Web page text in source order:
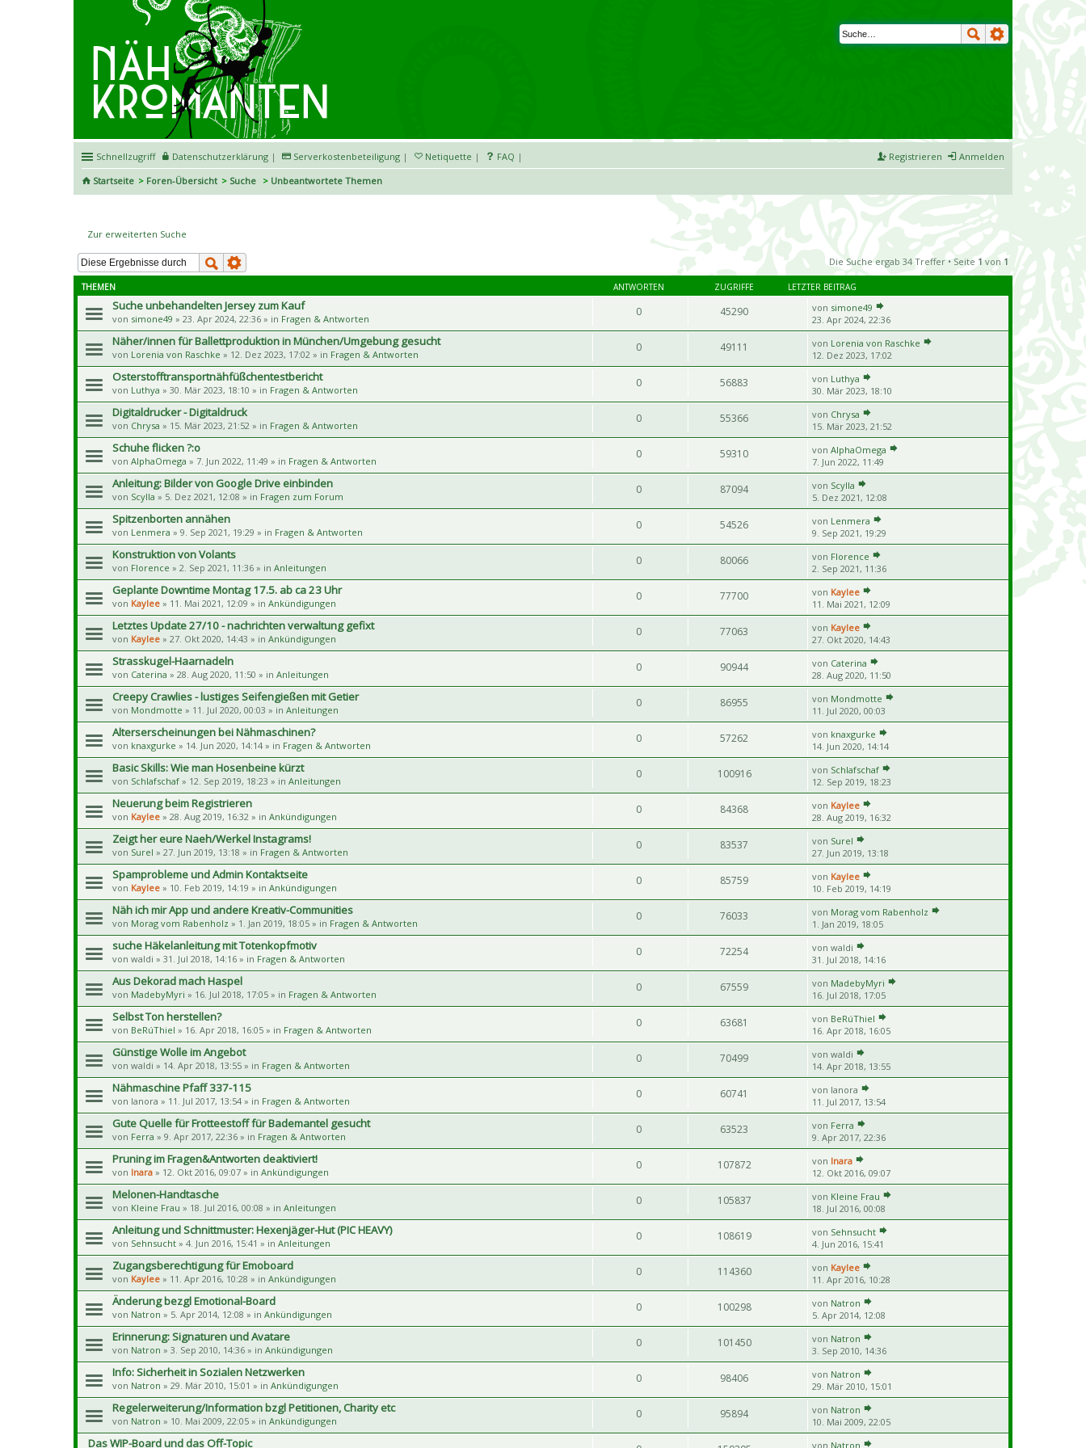
Schnellzugriff Datenschutzerklärung | Serverkostenbeteiligung | Netiquette | FAQ | Anmelden
Registrieren
Startseite
Foren-Übersicht Suche Unbeantwortete Themen
Zur erweiterten Suche
Die Suche ergab 34 Treffer • Seite 1 von 1
THEMEN ANTWORTEN ZUGRIFFE LETZTER BEITRAG
Suche unbehandelten Jersey zum Kauf
von simone49 » 23. Apr 2024, 22:36 » in Fragen & Antworten
0 45290 von simone49
23. Apr 2024, 22:36
Näher/innen für Ballettproduktion in München/Umgebung gesucht
von Lorenia von Raschke » 12. Dez 2023, 17:02 » in Fragen & Antworten
0 49111 von Lorenia von Raschke
12. Dez 2023, 17:02
Osterstofftransportnähfüßchentestbericht
von Luthya » 30. Mär 2023, 18:10 » in Fragen & Antworten
0 56883 von Luthya
30. Mär 2023, 18:10
Digitaldrucker - Digitaldruck
von Chrysa » 15. Mär 2023, 21:52 » in Fragen & Antworten
0 55366 von Chrysa
15. Mär 2023, 21:52
Schuhe flicken ?:o
von AlphaOmega » 7. Jun 2022, 11:49 » in Fragen & Antworten
0 59310 von AlphaOmega
7. Jun 2022, 11:49
Anleitung: Bilder von Google Drive einbinden
von Scylla » 5. Dez 2021, 12:08 » in Fragen zum Forum
0 87094 von Scylla
5. Dez 2021, 12:08
Spitzenborten annähen
von Lenmera » 9. Sep 2021, 19:29 » in Fragen & Antworten
0 54526 von Lenmera
9. Sep 2021, 19:29
Konstruktion von Volants
von Florence » 2. Sep 2021, 11:36 » in Anleitungen
0 80066 von Florence
2. Sep 2021, 11:36
Geplante Downtime Montag 17.5. ab ca 23 Uhr
von Kaylee » 11. Mai 2021, 12:09 » in Ankündigungen
0 77700 von Kaylee
11. Mai 2021, 12:09
Letztes Update 27/10 - nachrichten verwaltung gefixt
von Kaylee » 27. Okt 2020, 14:43 » in Ankündigungen
0 77063 von Kaylee
27. Okt 2020, 14:43
Strasskugel-Haarnadeln
von Caterina » 28. Aug 2020, 11:50 » in Anleitungen
0 90944 von Caterina
28. Aug 2020, 11:50
Creepy Crawlies - lustiges Seifengießen mit Getier
von Mondmotte » 11. Jul 2020, 00:03 » in Anleitungen
0 86955 von Mondmotte
11. Jul 2020, 00:03
Alterserscheinungen bei Nähmaschinen?
von knaxgurke » 14. Jun 2020, 14:14 » in Fragen & Antworten
0 57262 von knaxgurke
14. Jun 2020, 14:14
Basic Skills: Wie man Hosenbeine kürzt
von Schlafschaf » 12. Sep 2019, 18:23 » in Anleitungen
0 100916 von Schlafschaf
12. Sep 2019, 18:23
Neuerung beim Registrieren
von Kaylee » 28. Aug 2019, 16:32 » in Ankündigungen
0 84368 von Kaylee
28. Aug 2019, 16:32
Zeigt her eure Naeh/Werkel Instagrams!
von Surel » 27. Jun 2019, 13:18 » in Fragen & Antworten
0 83537 von Surel
27. Jun 2019, 13:18
Spamprobleme und Admin Kontaktseite
von Kaylee » 10. Feb 2019, 14:19 » in Ankündigungen
0 85759 von Kaylee
10. Feb 2019, 14:19
Näh ich mir App und andere Kreativ-Communities
von Morag vom Rabenholz » 1. Jan 2019, 18:05 » in Fragen & Antworten
0 76033 von Morag vom Rabenholz
1. Jan 2019, 18:05
suche Häkelanleitung mit Totenkopfmotiv
von waldi » 31. Jul 2018, 14:16 » in Fragen & Antworten
0 72254 von waldi
31. Jul 2018, 14:16
Aus Dekorad mach Haspel
von MadebyMyri » 16. Jul 2018, 17:05 » in Fragen & Antworten
0 67559 von MadebyMyri
16. Jul 2018, 17:05
Selbst Ton herstellen?
von BeRúThiel » 16. Apr 2018, 16:05 » in Fragen & Antworten
0 63681 von BeRúThiel
16. Apr 2018, 16:05
Günstige Wolle im Angebot
von waldi » 14. Apr 2018, 13:55 » in Fragen & Antworten
0 70499 von waldi
14. Apr 2018, 13:55
Nähmaschine Pfaff 337-115
von lanora » 11. Jul 2017, 13:54 » in Fragen & Antworten
0 60741 von lanora
11. Jul 2017, 13:54
Gute Quelle für Frotteestoff für Bademantel gesucht
von Ferra » 9. Apr 2017, 22:36 » in Fragen & Antworten
0 63523 von Ferra
9. Apr 2017, 22:36
Pruning im Fragen&Antworten deaktiviert!
von Inara » 12. Okt 2016, 09:07 » in Ankündigungen
0 107872 von Inara
12. Okt 2016, 09:07
Melonen-Handtasche
von Kleine Frau » 18. Jul 2016, 00:08 » in Anleitungen
0 105837 von Kleine Frau
18. Jul 2016, 00:08
Anleitung und Schnittmuster: Hexenjäger-Hut (PIC HEAVY)
von Sehnsucht » 4. Jun 2016, 15:41 » in Anleitungen
0 108619 von Sehnsucht
4. Jun 2016, 15:41
Zugangsberechtigung für Emoboard
von Kaylee » 11. Apr 2016, 10:28 » in Ankündigungen
0 114360 von Kaylee
11. Apr 2016, 10:28
Änderung bezgl Emotional-Board
von Natron » 5. Apr 2014, 12:08 » in Ankündigungen
0 100298 von Natron
5. Apr 2014, 12:08
Erinnerung: Signaturen und Avatare
von Natron » 3. Sep 2010, 14:36 » in Ankündigungen
0 101450 von Natron
3. Sep 2010, 14:36
Info: Sicherheit in Sozialen Netzwerken
von Natron » 29. Mär 2010, 15:01 » in Ankündigungen
0 98406 von Natron
29. Mär 2010, 15:01
Regelerweiterung/Information bzgl Petitionen, Charity etc
von Natron » 10. Mai 2009, 22:05 » in Ankündigungen
0 95894 von Natron
10. Mai 2009, 22:05
Das WIP-Board und das Off-Topic von Natron